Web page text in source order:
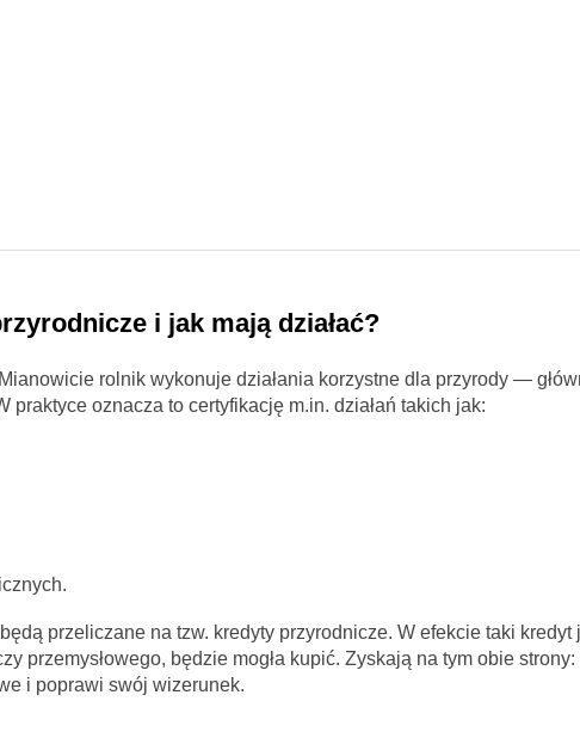
i jak mają działać?
rolnik wykonuje działania korzystne dla przyrody —
praktyce oznacza to certyfikację m.in. działań takich jak:
przeliczane na tzw. kredyty przyrodnicze. W efekcie taki kredyt
przemysłowego, będzie mogła kupić. Zyskają na tym obie
i poprawi swój wizerunek.